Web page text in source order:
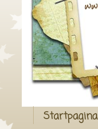
Startpagina